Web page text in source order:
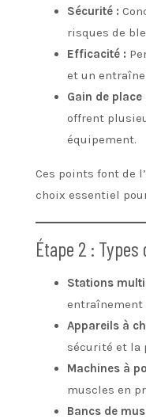
Sécurité :
risques de
Efficacité :
et un
Gain de place
offrent
équipement.
Ces points font de
choix essentiel
Étape 2 : Types
Stations
entraînement
Appareils à
sécurité et la
Machines à
muscles en
Bancs de